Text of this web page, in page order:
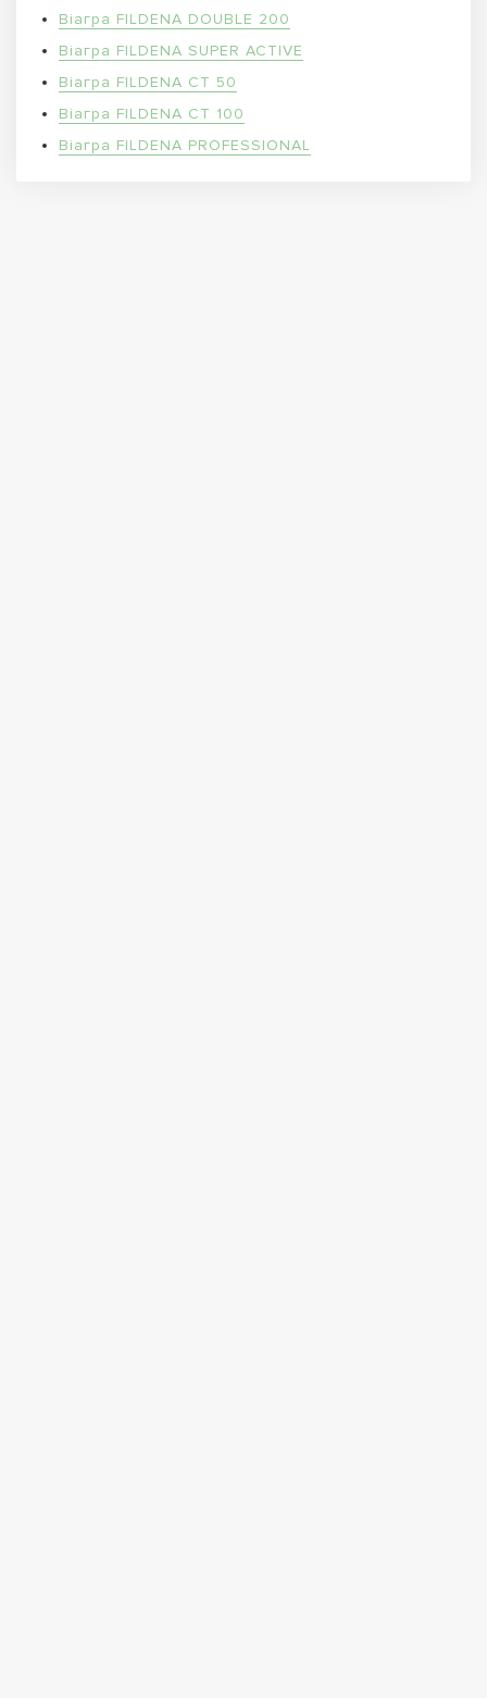
Віагра FILDENA DOUBLE 200
Віагра FILDENA SUPER ACTIVE
Віагра FILDENA CT 50
Віагра FILDENA CT 100
Віагра FILDENA PROFESSIONAL